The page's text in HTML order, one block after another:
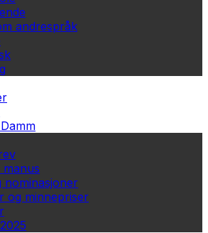
andrespråk
manus
nominasjoner
og minnepriser